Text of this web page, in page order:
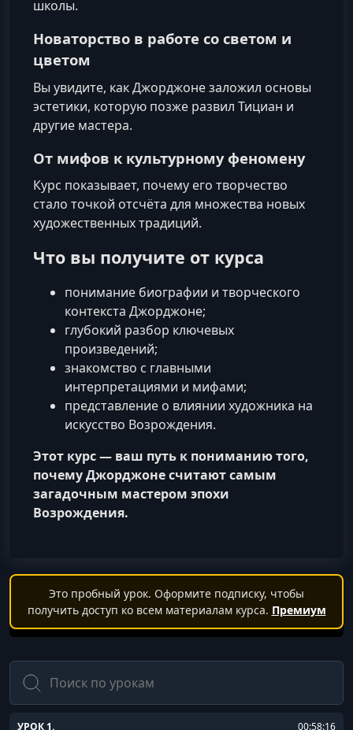
школы.
Новаторство в работе со светом и
цветом
Вы увидите, как Джорджоне заложил основы
эстетики, которую позже развил Тициан и
другие мастера.
От мифов к культурному феномену
Курс показывает, почему его творчество
стало точкой отсчёта для множества новых
художественных традиций.
Что вы получите от курса
понимание биографии и творческого
контекста Джорджоне;
глубокий разбор ключевых
произведений;
знакомство с главными
интерпретациями и мифами;
представление о влиянии художника на
искусство Возрождения.
Этот курс — ваш путь к пониманию того,
почему Джорджоне считают самым
загадочным мастером эпохи
Возрождения.
Это пробный урок. Оформите подписку, чтобы
получить доступ ко всем материалам курса. Премиум
Поиск
УРОК 1. 00:58:16